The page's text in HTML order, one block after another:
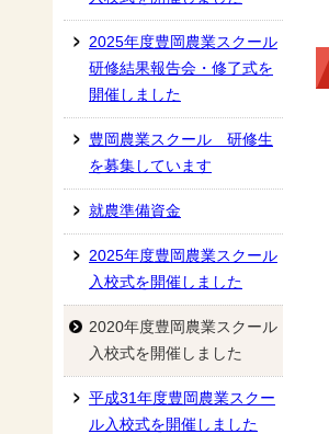
2025年度豊岡農業スクール
研修結果報告会・修了式を
開催しました
豊岡農業スクール 研修生
を募集しています
就農準備資金
2025年度豊岡農業スクール
入校式を開催しました
2020年度豊岡農業スクール
入校式を開催しました
平成31年度豊岡農業スクー
ル入校式を開催しました